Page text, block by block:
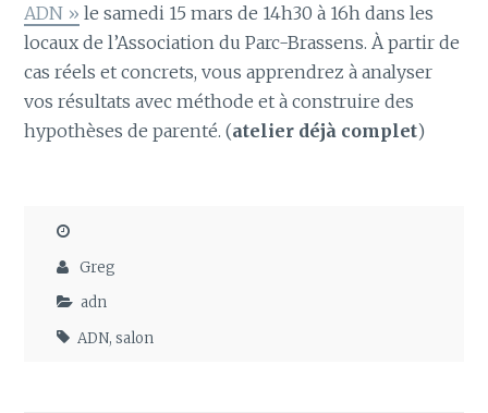
ADN » le samedi 15 mars de 14h30 à 16h dans les
locaux de l’Association du Parc-Brassens. À partir de
cas réels et concrets, vous apprendrez à analyser
vos résultats avec méthode et à construire des
hypothèses de parenté. (atelier déjà complet)
Greg
adn
ADN,salon